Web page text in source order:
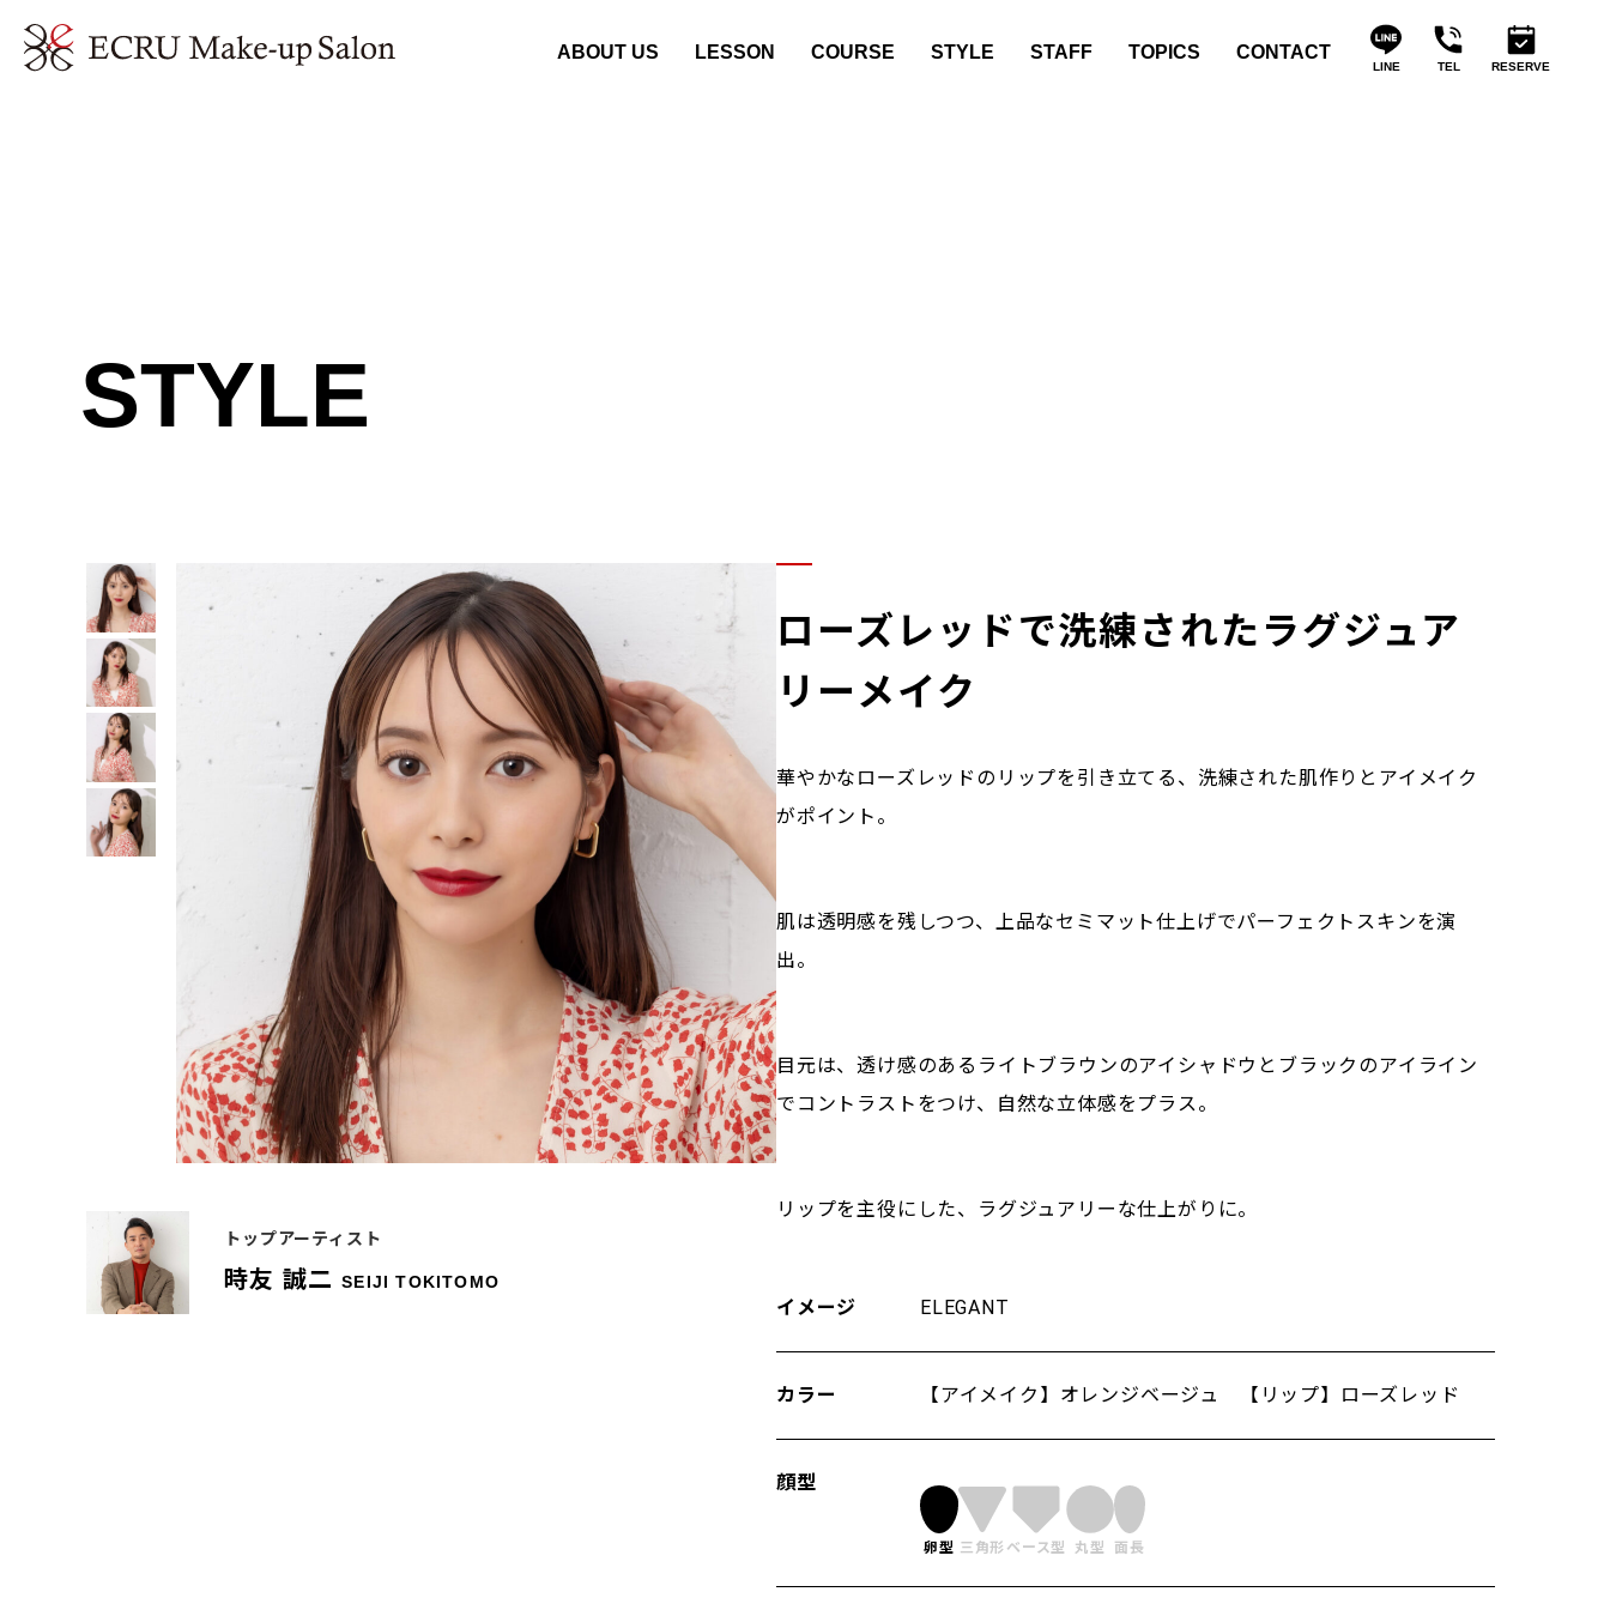
ABOUT US LESSON COURSE STYLE STAFF TOPICS CONTACT
LINE TEL RESERVE
STYLE
トップアーティスト
時友 誠⼆ SEIJI TOKITOMO
ローズレッドで洗練されたラグジュア
リーメイク
華やかなローズレッドのリップを引き立てる、洗練された肌作りとアイメイク
がポイント。
肌は透明感を残しつつ、上品なセミマット仕上げでパーフェクトスキンを演
出。
目元は、透け感のあるライトブラウンのアイシャドウとブラックのアイライン
でコントラストをつけ、自然な立体感をプラス。
リップを主役にした、ラグジュアリーな仕上がりに。
イメージ ELEGANT
カラー 【アイメイク】オレンジベージュ 【リップ】ローズレッド
顔型
卵型 三⾓形 ベース型 丸型 ⾯⻑